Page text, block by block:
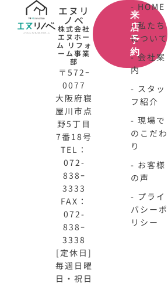
エヌリ
ノベ
株式会社
エヌホー
ム リフォ
ーム事業
部
〒572ｰ
0077
大阪府寝
屋川市点
野5丁目
7番18号
TEL：
072-
838ｰ
3333
FAX：
072-
838ｰ
3338
[定休日]
毎週日曜
日・祝日
来
店
予
約
- HOME
- 私たち
について
- 会社案
内
- スタッ
フ紹介
- 現場で
のこだわ
り
- お客様
の声
- プライ
バシーポ
リシー